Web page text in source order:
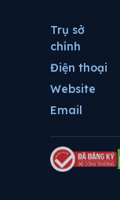
Trụ sở
chính
Điện thoại
Website
Email